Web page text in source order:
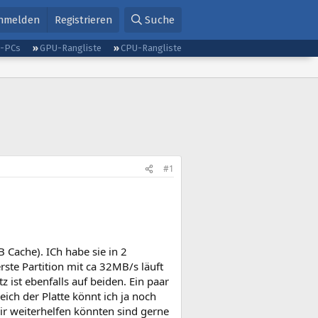
Registrieren Suche
PCs GPU-Rangliste CPU-Rangliste
#1
ICh habe sie in 2
Partition mit ca 32MB/s läuft
ist ebenfalls auf beiden. Ein paar
der Platte könnt ich ja noch
weiterhelfen könnten sind gerne